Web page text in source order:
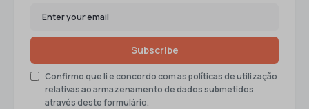
Subscribe
Confirmo que li e concordo com as políticas de utilização
relativas ao armazenamento de dados submetidos
através deste formulário.